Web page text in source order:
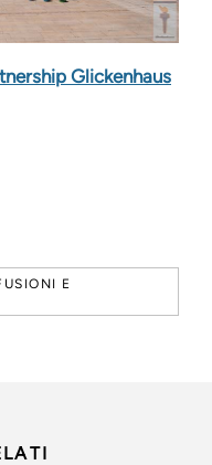
E
Glickenhaus